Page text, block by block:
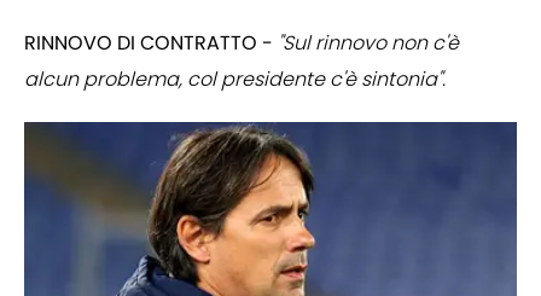
RINNOVO DI CONTRATTO - "Sul rinnovo non c'è
alcun problema, col presidente c'è sintonia".